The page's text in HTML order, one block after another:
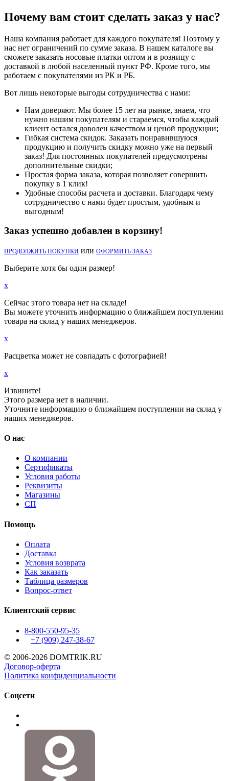
Почему вам стоит сделать заказ у нас?
Наша компания работает для каждого покупателя! Поэтому у
нас нет ограничений по сумме заказа. В нашем каталоге вы
сможете заказать носовые платки оптом и в розницу с
доставкой в любой населенный пункт РФ. Кроме того, мы
работаем с покупателями из РК и РБ.
Вот лишь некоторые выгоды сотрудничества с нами:
Нам доверяют. Мы более 15 лет на рынке, знаем, что
нужно нашим покупателям и стараемся, чтобы каждый
клиент остался доволен качеством и ценой продукции;
Гибкая система скидок. Заказать понравившуюся
продукцию и получить скидку можно уже на первый
заказ! Для постоянных покупателей предусмотрены
дополнительные скидки;
Простая форма заказа, которая позволяет совершить
покупку в 1 клик!
Удобные способы расчета и доставки. Благодаря чему
сотрудничество с нами будет простым, удобным и
выгодным!
Заказ успешно добавлен в корзину!
ПРОДОЛЖИТЬ ПОКУПКИ или ОФОРМИТЬ ЗАКАЗ
Выберите хотя бы один размер!
x
Сейчас этого товара нет на складе!
Вы можете уточнить информацию о ближайшем поступлении
товара на склад у наших менеджеров.
x
Расцветка может не совпадать с фотографией!
x
Извините!
Этого размера нет в наличии.
Уточните информацию о ближайшем поступлении на склад у
наших менеджеров.
О нас
О компании
Сертификаты
Условия работы
Реквизиты
Магазины
СП
Помощь
Оплата
Доставка
Условия возврата
Как заказать
Таблица размеров
Вопрос-ответ
Клиентский сервис
8-800-550-95-35
+7 (909) 247-38-67
© 2006-2026 DOMTRIK.RU
Договор-оферта
Политика конфиденциальности
Соцсети